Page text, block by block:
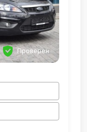
Проверен